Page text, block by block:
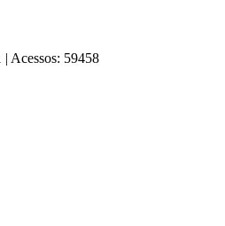
| Acessos: 59458